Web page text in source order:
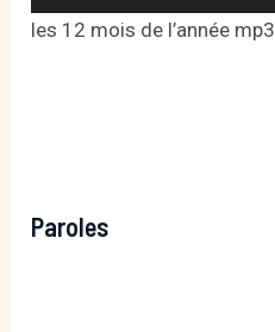
audio
les 12 mois de l’année mp3
Paroles